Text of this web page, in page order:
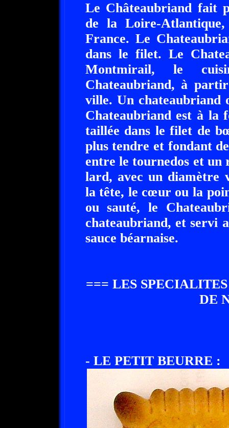
Le Châteaubriand fait
de la Loire-
France. Le
dans le filet. Le
Montmirail, le
Chateaubriand, à
ville. Un chateaubriand
Chateaubriand est à la
taillée dans le filet de
plus tendre et fondant
entre le tournedos et
lard, avec un diamètre
la tête, le cœur ou la
ou sauté, le
chateaubriand, et servi
sauce béarnaise.
=== LES
DE
- LE PETIT BEURRE :